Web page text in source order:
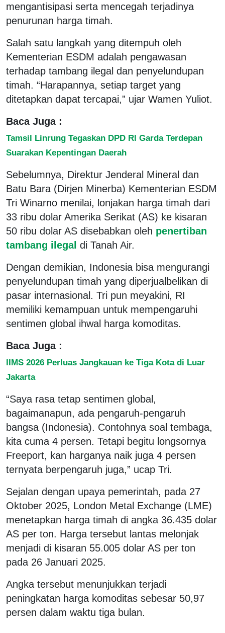
mengantisipasi serta mencegah terjadinya
penurunan harga timah.
Salah satu langkah yang ditempuh oleh
Kementerian ESDM adalah pengawasan
terhadap tambang ilegal dan penyelundupan
timah. “Harapannya, setiap target yang
ditetapkan dapat tercapai,” ujar Wamen Yuliot.
Baca Juga :
Tamsil Linrung Tegaskan DPD RI Garda Terdepan
Suarakan Kepentingan Daerah
Sebelumnya, Direktur Jenderal Mineral dan
Batu Bara (Dirjen Minerba) Kementerian ESDM
Tri Winarno menilai, lonjakan harga timah dari
33 ribu dolar Amerika Serikat (AS) ke kisaran
50 ribu dolar AS disebabkan oleh penertiban
tambang ilegal di Tanah Air.
Dengan demikian, Indonesia bisa mengurangi
penyelundupan timah yang diperjualbelikan di
pasar internasional. Tri pun meyakini, RI
memiliki kemampuan untuk mempengaruhi
sentimen global ihwal harga komoditas.
Baca Juga :
IIMS 2026 Perluas Jangkauan ke Tiga Kota di Luar
Jakarta
“Saya rasa tetap sentimen global,
bagaimanapun, ada pengaruh-pengaruh
bangsa (Indonesia). Contohnya soal tembaga,
kita cuma 4 persen. Tetapi begitu longsornya
Freeport, kan harganya naik juga 4 persen
ternyata berpengaruh juga,” ucap Tri.
Sejalan dengan upaya pemerintah, pada 27
Oktober 2025, London Metal Exchange (LME)
menetapkan harga timah di angka 36.435 dolar
AS per ton. Harga tersebut lantas melonjak
menjadi di kisaran 55.005 dolar AS per ton
pada 26 Januari 2025.
Angka tersebut menunjukkan terjadi
peningkatan harga komoditas sebesar 50,97
persen dalam waktu tiga bulan.